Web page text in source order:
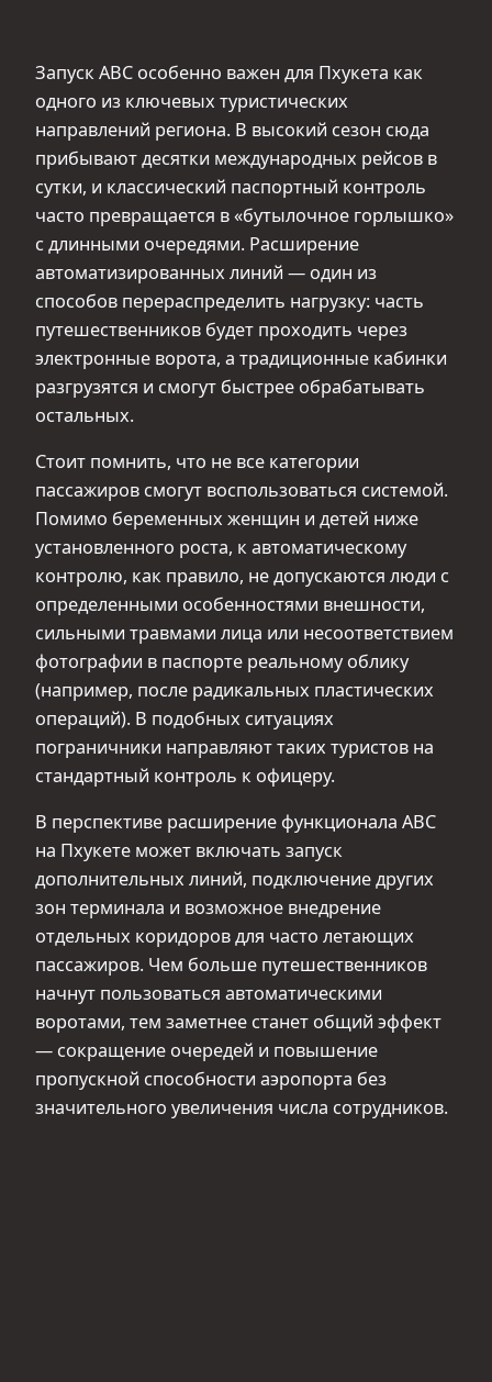
Запуск ABC особенно важен для Пхукета как
одного из ключевых туристических
направлений региона. В высокий сезон сюда
прибывают десятки международных рейсов в
сутки, и классический паспортный контроль
часто превращается в «бутылочное горлышко»
с длинными очередями. Расширение
автоматизированных линий — один из
способов перераспределить нагрузку: часть
путешественников будет проходить через
электронные ворота, а традиционные кабинки
разгрузятся и смогут быстрее обрабатывать
остальных.
Стоит помнить, что не все категории
пассажиров смогут воспользоваться системой.
Помимо беременных женщин и детей ниже
установленного роста, к автоматическому
контролю, как правило, не допускаются люди с
определенными особенностями внешности,
сильными травмами лица или несоответствием
фотографии в паспорте реальному облику
(например, после радикальных пластических
операций). В подобных ситуациях
пограничники направляют таких туристов на
стандартный контроль к офицеру.
В перспективе расширение функционала ABC
на Пхукете может включать запуск
дополнительных линий, подключение других
зон терминала и возможное внедрение
отдельных коридоров для часто летающих
пассажиров. Чем больше путешественников
начнут пользоваться автоматическими
воротами, тем заметнее станет общий эффект
— сокращение очередей и повышение
пропускной способности аэропорта без
значительного увеличения числа сотрудников.